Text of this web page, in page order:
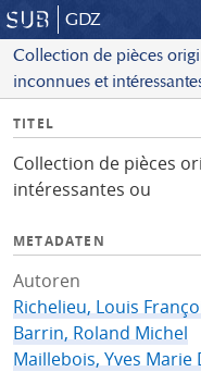
GDZ
Collection de pièces
inconnues et
I
f
o
TITEL
Collection de pièces
intéressantes ou
METADATEN
Autoren
Richelieu, Louis
Barrin, Roland Michel
Maillebois, Yves Marie